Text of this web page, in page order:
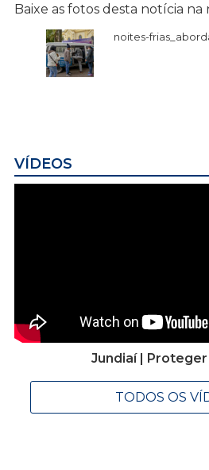
Baixe as fotos desta notícia na
noites-
VÍDEOS
Jundiaí |
TODOS OS